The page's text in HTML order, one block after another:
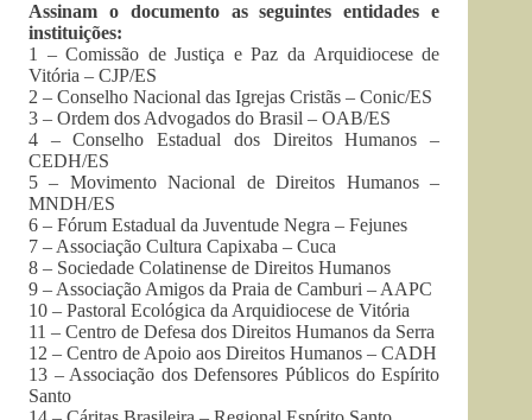
Assinam o documento as seguintes entidades e
instituições:
1 – Comissão de Justiça e Paz da Arquidiocese de
Vitória – CJP/ES
2 – Conselho Nacional das Igrejas Cristãs – Conic/ES
3 – Ordem dos Advogados do Brasil – OAB/ES
4 – Conselho Estadual dos Direitos Humanos –
CEDH/ES
5 – Movimento Nacional de Direitos Humanos –
MNDH/ES
6 – Fórum Estadual da Juventude Negra – Fejunes
7 – Associação Cultura Capixaba – Cuca
8 – Sociedade Colatinense de Direitos Humanos
9 – Associação Amigos da Praia de Camburi – AAPC
10 – Pastoral Ecológica da Arquidiocese de Vitória
11 – Centro de Defesa dos Direitos Humanos da Serra
12 – Centro de Apoio aos Direitos Humanos – CADH
13 – Associação dos Defensores Públicos do Espírito
Santo